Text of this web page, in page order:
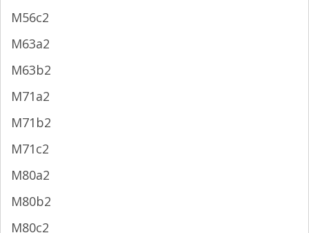
M56c2
M63a2
M63b2
M71a2
M71b2
M71c2
M80a2
M80b2
M80c2